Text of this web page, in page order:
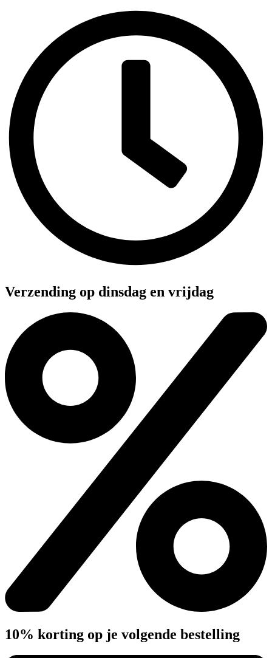
Verzending op dinsdag en vrijdag
10% korting op je volgende bestelling